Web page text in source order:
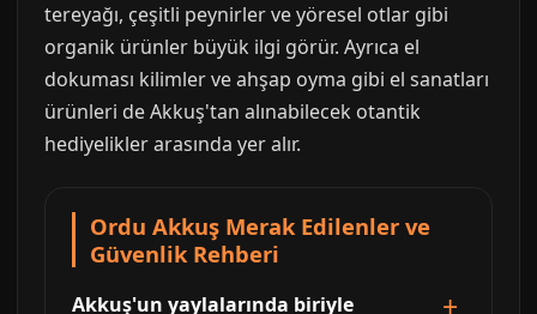
tereyağı, çeşitli peynirler ve yöresel otlar gibi
organik ürünler büyük ilgi görür. Ayrıca el
dokuması kilimler ve ahşap oyma gibi el sanatları
ürünleri de Akkuş'tan alınabilecek otantik
hediyelikler arasında yer alır.
Ordu Akkuş Merak Edilenler ve
Güvenlik Rehberi
Akkuş'un yaylalarında biriyle